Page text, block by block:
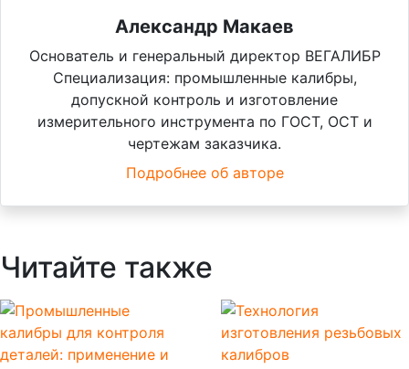
Александр Макаев
Основатель и генеральный директор ВЕГАЛИБР
Специализация: промышленные калибры,
допускной контроль и изготовление
измерительного инструмента по ГОСТ, ОСТ и
чертежам заказчика.
Подробнее об авторе
Читайте также